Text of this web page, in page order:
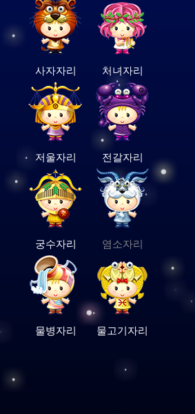
사자자리 처녀자리
저울자리 전갈자리
궁수자리 염소자리
물병자리 물고기자리